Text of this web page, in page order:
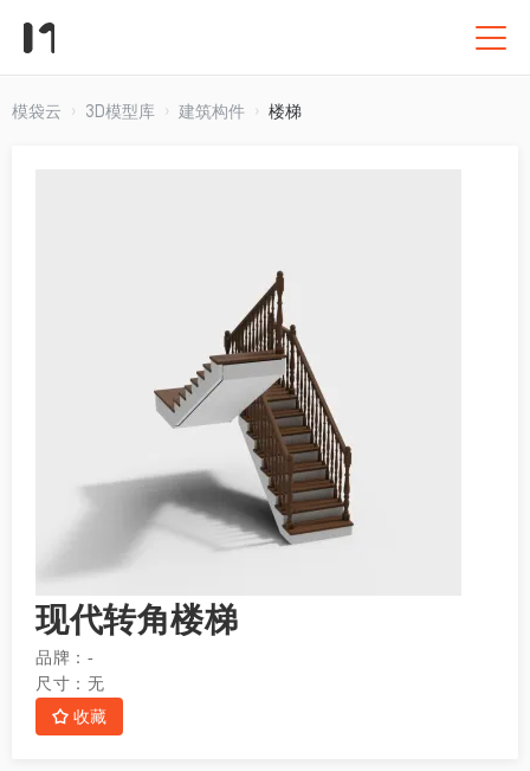
模袋云 3D模型库 建筑构件 楼梯
现代转角楼梯
品牌： -
尺寸： 无
收藏